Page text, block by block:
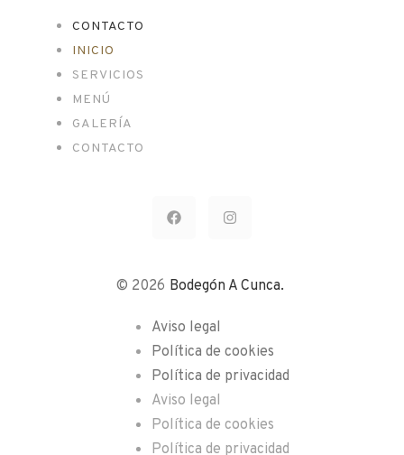
CONTACTO
INICIO
SERVICIOS
MENÚ
GALERÍA
CONTACTO
© 2026 Bodegón A Cunca.
Aviso legal
Política de cookies
Política de privacidad
Aviso legal
Política de cookies
Política de privacidad